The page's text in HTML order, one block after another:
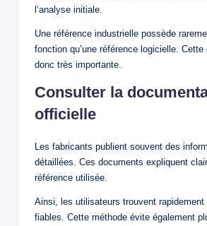
l’analyse initiale.
Une référence industrielle possède
fonction qu’une référence logicielle.
donc très importante.
Consulter la
officielle
Les fabricants publient souvent des
détaillées. Ces documents expliquent
référence utilisée.
Ainsi, les utilisateurs trouvent rapidement
fiables. Cette méthode évite également